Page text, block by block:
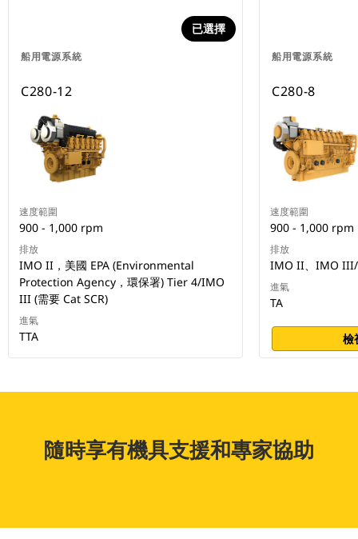
船用電源系統
已選擇
C280-12
速度範圍
900 - 1,000 rpm
排放
IMO II，美國 EPA (Environmental
Protection Agency，環保署) Tier 4/IMO
III (需要 Cat SCR)
進氣
TTA
船用電源系統
C280-8
速度範圍
900 - 1,000 rpm
排放
IMO II、IMO III/
進氣
TA
檢
隨時享有機具支援和專家協助